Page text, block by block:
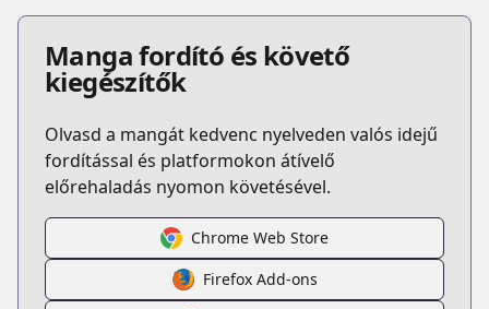
Manga fordító és követő
kiegészítők
Olvasd a mangát kedvenc nyelveden valós idejű
fordítással és platformokon átívelő
előrehaladás nyomon követésével.
Chrome Web Store
Firefox Add-ons